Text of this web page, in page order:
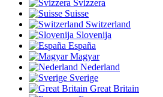
Svizzera
Suisse
Switzerland
Slovenija
España
Magyar
Nederland
Sverige
Great Britain